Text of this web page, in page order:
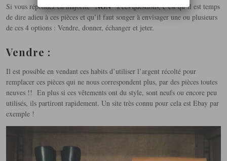
Si vous répondez en majorité“NON”à ces questions, c’est qu’il est temps
de dire adieu à ces pièces et qu’il faut songer à envisager une ou plusieurs
de ces 4 options : Vendre, donner, échanger et jeter.
Vendre :
Il est possible en vendant ces habits d’utiliser l’argent récolté pour
remplacer ces pièces qui ne nous correspondent plus, par des pièces toutes
neuves !! En plus si ces vêtements ont du style, sont neufs ou encore peu
utilisés, ils partiront rapidement. Un site très connu pour cela est Ebay par
exemple !